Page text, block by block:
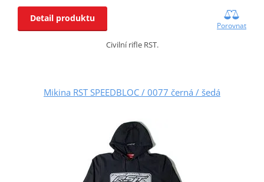
Detail produktu
Porovnat
Civilní rifle RST.
Mikina RST SPEEDBLOC / 0077 černá / šedá